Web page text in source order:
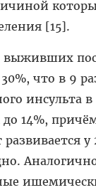
[15].
выживших
что в 9
инсульта в
14%,